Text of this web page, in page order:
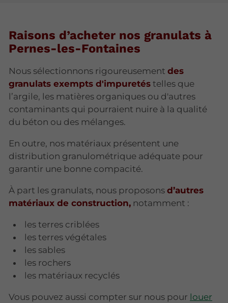
Raisons d’acheter nos granulats à
Pernes-les-Fontaines
Nous sélectionnons rigoureusementdes
granulats exempts d'impuretés telles que
l’argile, les matières organiques ou d'autres
contaminants qui pourraient nuire à la qualité
du béton ou des mélanges.
En outre, nos matériaux présentent une
distribution granulométrique adéquate pour
garantir une bonne compacité.
À part les granulats, nous proposonsd’autres
matériaux de construction, notamment :
les terres criblées
les terres végétales
les sables
les rochers
les matériaux recyclés
Vous pouvez aussi compter sur nous pour louer